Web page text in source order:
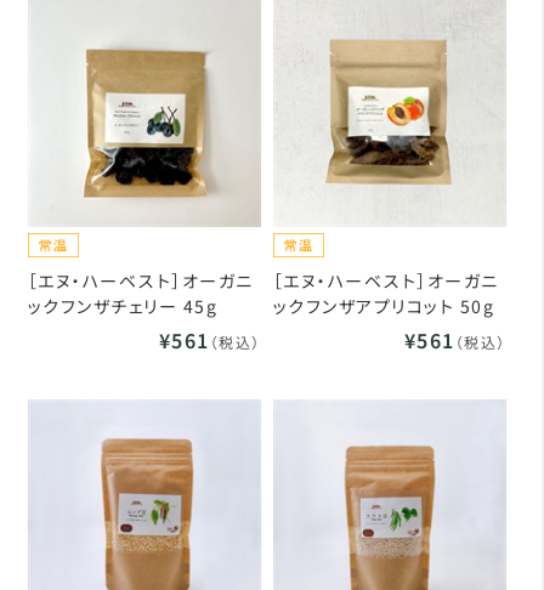
［エヌ・ハーベスト］オーガニ
ックフンザチェリー 45g
¥561 （税込）
［エヌ・ハーベスト］オーガニ
ックフンザアプリコット 50g
¥561 （税込）